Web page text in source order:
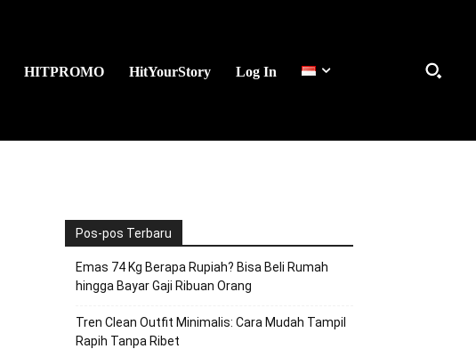
HITPROMO HitYourStory Log In
Pos-pos Terbaru
Emas 74 Kg Berapa Rupiah? Bisa Beli Rumah
hingga Bayar Gaji Ribuan Orang
Tren Clean Outfit Minimalis: Cara Mudah Tampil
Rapih Tanpa Ribet